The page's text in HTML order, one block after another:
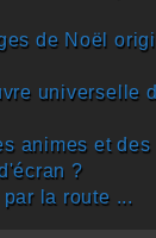
?
par la route ...